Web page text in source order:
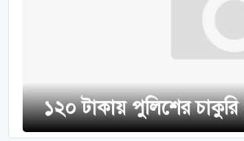
১২০ টাকায় পুলিশের চাকুরি